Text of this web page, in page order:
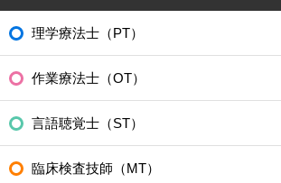
理学療法士（PT）
作業療法士（OT）
言語聴覚士（ST）
臨床検査技師（MT）